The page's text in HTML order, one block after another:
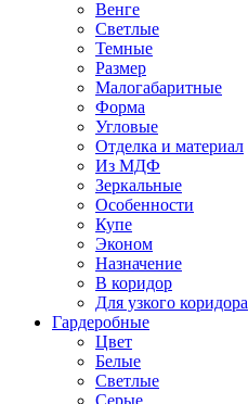
Венге
Светлые
Темные
Размер
Малогабаритные
Форма
Угловые
Отделка и материал
Из МДФ
Зеркальные
Особенности
Купе
Эконом
Назначение
В коридор
Для узкого коридора
Гардеробные
Цвет
Белые
Светлые
Серые